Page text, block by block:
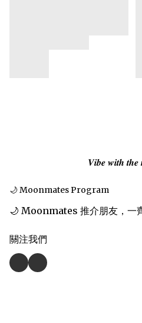
𝑽𝒊𝒃𝒆 𝒘𝒊𝒕𝒉
🌙 Moonmates Program
🌙 Moonmates 推介朋友，一
關注我們